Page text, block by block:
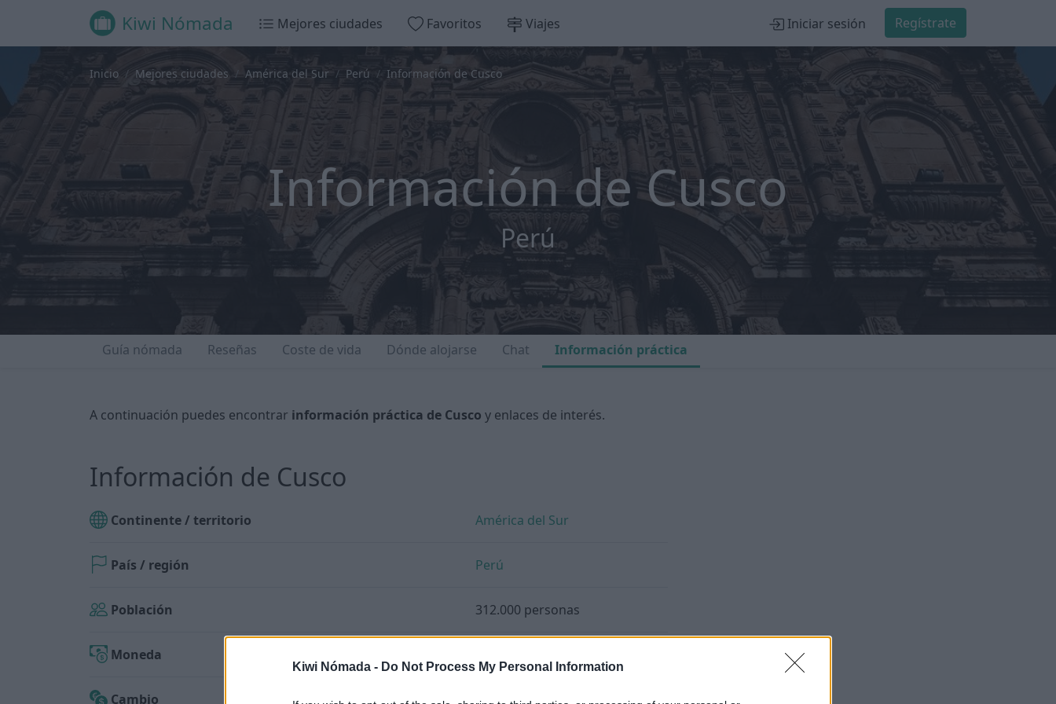
Kiwi Nómada - Do Not Process My Personal Information
Kiwi Nómada Mejores ciudades Favoritos Viajes Iniciar sesión Regístrate
Inicio Mejores ciudades América del Sur Perú Información de Cusco
Información de Cusco
Perú
Guía nómada Reseñas Coste de vida Dónde alojarse Chat Información práctica
A continuación puedes encontrar información práctica de Cusco y enlaces de interés.
Información de Cusco
Continente / territorio América del Sur
País / región Perú
Población 312.000 personas
Moneda
Cambio 1 USD = 3,38 PEN